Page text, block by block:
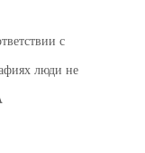
с
люди не